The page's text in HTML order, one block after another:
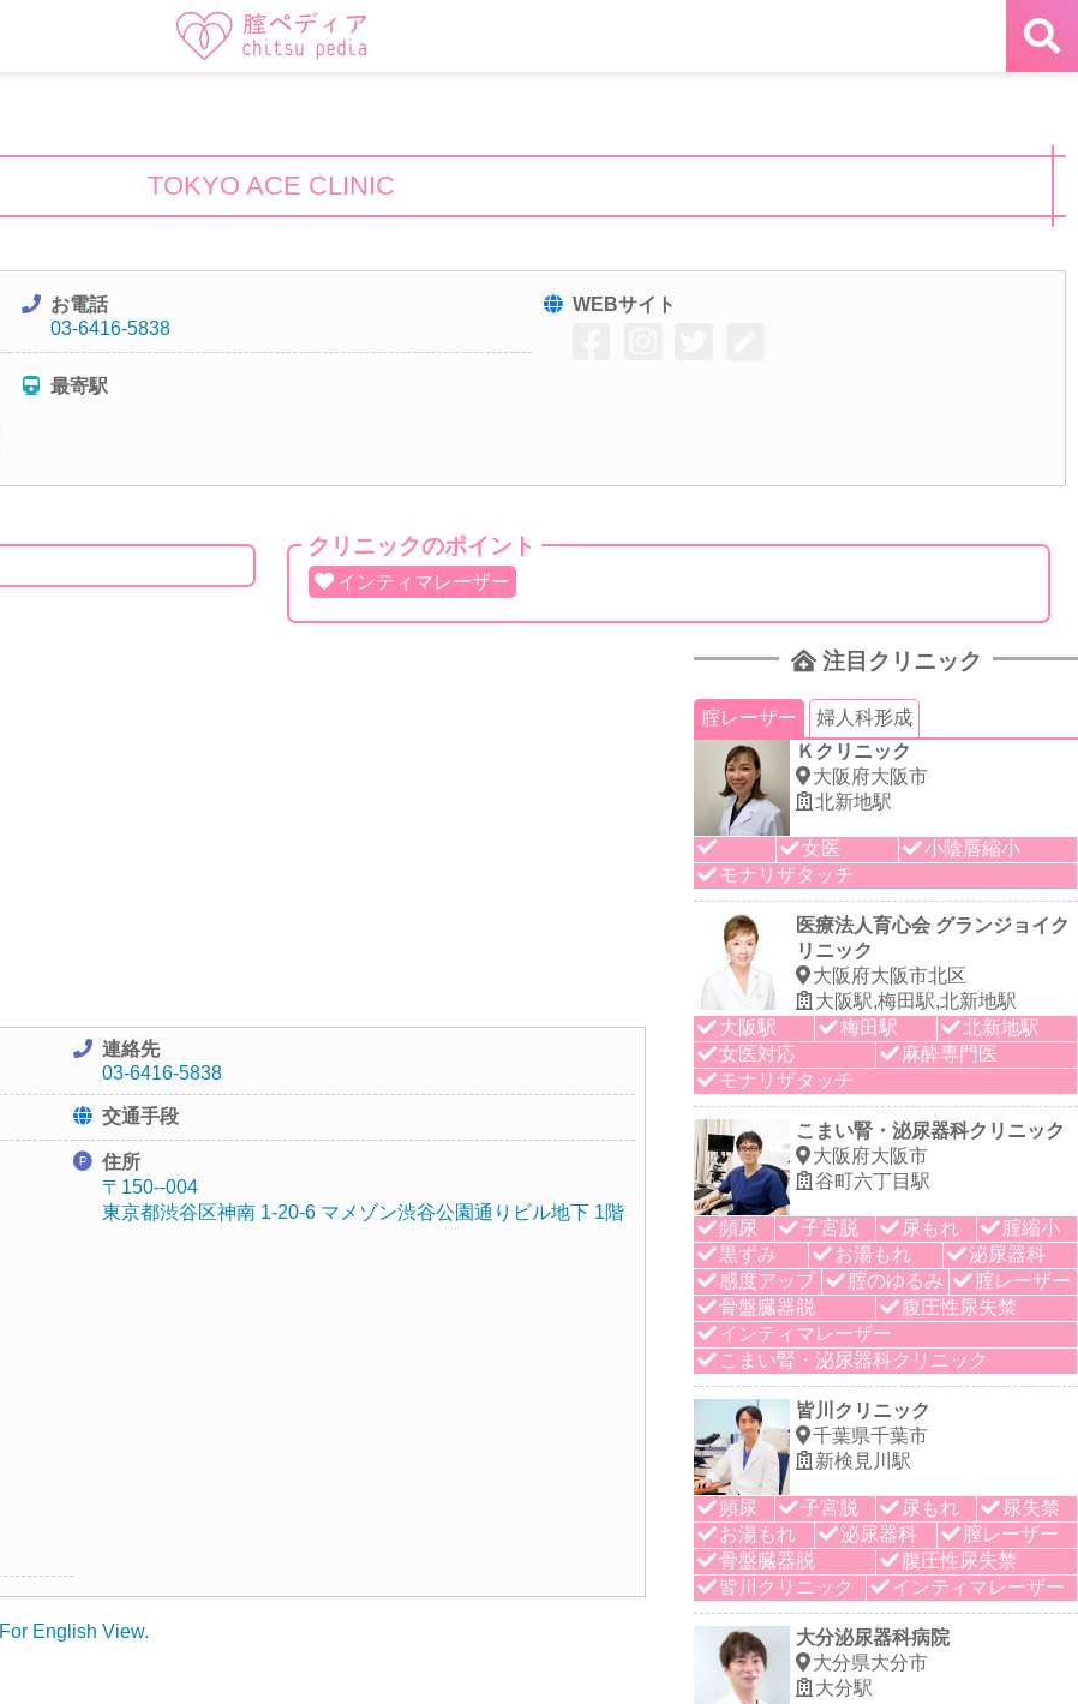
TOKYO ACE CLINIC
最寄駅
お電話
03-6416-5838
WEBサイト
クリニックのポイント
インティマレーザー
連絡先
03-6416-5838
交通手段
住所
〒150--004
東京都渋谷区神南 1-20-6 マメゾン渋谷公園通りビル地下 1階
For English View.
注目クリニック
腟レーザー
婦人科形成
Ｋクリニック
大阪府大阪市
北新地駅
女医
小陰唇縮小
モナリザタッチ
医療法人育心会 グランジョイク
リニック
大阪府大阪市北区
大阪駅,梅田駅,北新地駅
大阪駅
梅田駅
北新地駅
女医対応
麻酔専門医
モナリザタッチ
こまい腎・泌尿器科クリニック
大阪府大阪市
谷町六丁目駅
頻尿 子宮脱 尿もれ
腟縮小
黒ずみ
お湯もれ
泌尿器科
感度アップ
腟のゆるみ
腟レーザー
骨盤臓器脱
腹圧性尿失禁
インティマレーザー
こまい腎・泌尿器科クリニック
皆川クリニック
千葉県千葉市
新検見川駅
頻尿 子宮脱 尿もれ
尿失禁
お湯もれ
泌尿器科
膣レーザー
骨盤臓器脱
腹圧性尿失禁
皆川クリニック
インティマレーザー
大分泌尿器科病院
大分県大分市
大分駅